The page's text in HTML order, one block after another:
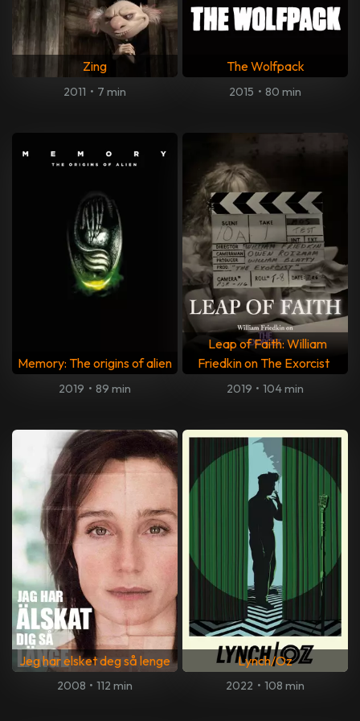
Zing
2011 • 7 min
The Wolfpack
2015 • 80 min
Memory: The origins of alien
2019 • 89 min
Leap of Faith: William
Friedkin on The Exorcist
2019 • 104 min
Jeg har elsket deg så lenge
2008 • 112 min
Lynch/Oz
2022 • 108 min